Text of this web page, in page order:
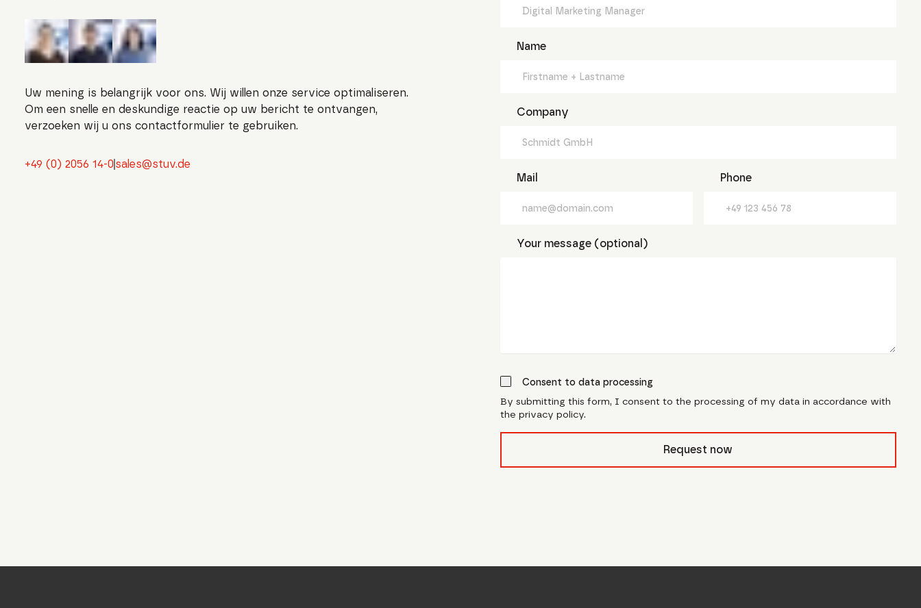
Uw mening is belangrijk voor ons. Wij willen onze service optimaliseren.
Om een snelle en deskundige reactie op uw bericht te ontvangen,
verzoeken wij u ons contactformulier te gebruiken.
+49 (0) 2056 14-0 sales@stuv.de
Name
Company
Mail Phone
Your message (optional)
Consent to data processing
By submitting this form, I consent to the processing of my data in accordance with
the privacy policy.
Request now